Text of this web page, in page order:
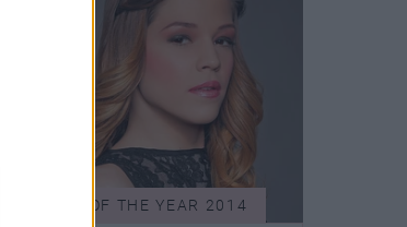
WOMEN OF THE YEAR 2014